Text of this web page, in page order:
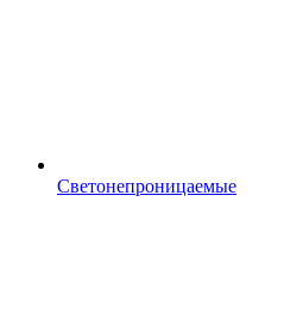
Светонепроницаемые